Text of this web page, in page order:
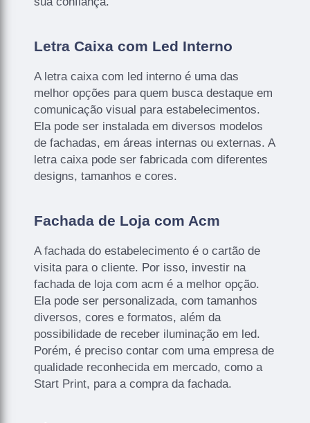
Letra Caixa com Led Interno
A letra caixa com led interno é uma das
melhor opções para quem busca destaque em
comunicação visual para estabelecimentos.
Ela pode ser instalada em diversos modelos
de fachadas, em áreas internas ou externas. A
letra caixa pode ser fabricada com diferentes
designs, tamanhos e cores.
Fachada de Loja com Acm
A fachada do estabelecimento é o cartão de
visita para o cliente. Por isso, investir na
fachada de loja com acm é a melhor opção.
Ela pode ser personalizada, com tamanhos
diversos, cores e formatos, além da
possibilidade de receber iluminação em led.
Porém, é preciso contar com uma empresa de
qualidade reconhecida em mercado, como a
Start Print, para a compra da fachada.